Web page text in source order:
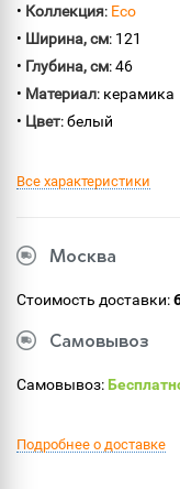
• Коллекция: Eco
• Ширина, см: 121
• Глубина, см: 46
• Материал: керамика
• Цвет: белый
Все характеристики
Москва
Стоимость доставки:
Самовывоз
Самовывоз:
Подробнее о доставке